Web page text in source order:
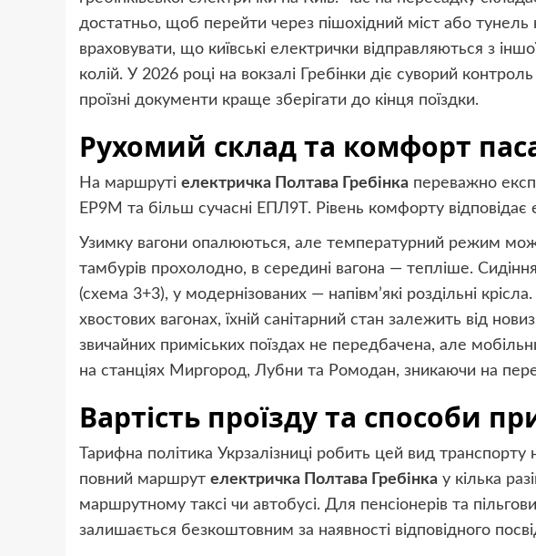
достатньо, щоб перейти через пішохідний міст або
враховувати, що київські електрички відправляються з
колій. У 2026 році на вокзалі Гребінки діє суворий
проїзні документи краще зберігати до кінця поїздки.
Рухомий склад та комфорт
На маршруті електричка Полтава Гребінка переважно
ЕР9М та більш сучасні ЕПЛ9Т. Рівень комфорту відповідає
Узимку вагони опалюються, але температурний режим
тамбурів прохолодно, в середині вагона — тепліше.
(схема 3+3), у модернізованих — напівм’які роздільні
хвостових вагонах, їхній санітарний стан залежить від
звичайних приміських поїздах не передбачена, але
на станціях Миргород, Лубни та Ромодан, зникаючи на
Вартість проїзду та способи
Тарифна політика Укрзалізниці робить цей вид
повний маршрут електричка Полтава Гребінка у кілька
маршрутному таксі чи автобусі. Для пенсіонерів та
залишається безкоштовним за наявності відповідного